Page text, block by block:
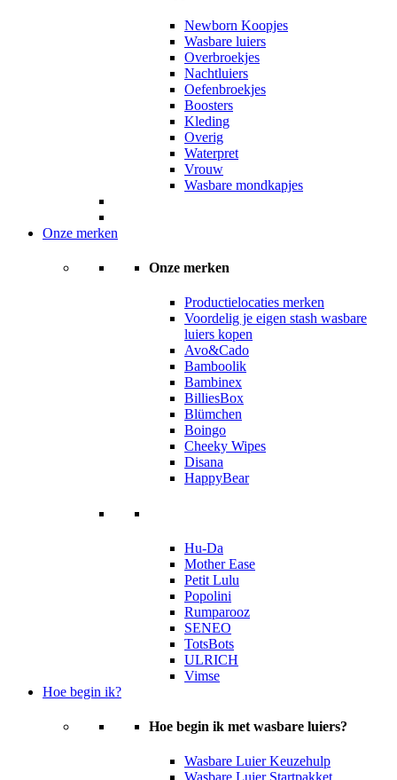
Newborn Koopjes
Wasbare luiers
Overbroekjes
Nachtluiers
Oefenbroekjes
Boosters
Kleding
Overig
Waterpret
Vrouw
Wasbare mondkapjes
Onze merken
Onze merken
Productielocaties merken
Voordelig je eigen stash wasbare
luiers kopen
Avo&Cado
Bamboolik
Bambinex
BilliesBox
Blümchen
Boingo
Cheeky Wipes
Disana
HappyBear
Hu-Da
Mother Ease
Petit Lulu
Popolini
Rumparooz
SENEO
TotsBots
ULRICH
Vimse
Hoe begin ik?
Hoe begin ik met wasbare luiers?
Wasbare Luier Keuzehulp